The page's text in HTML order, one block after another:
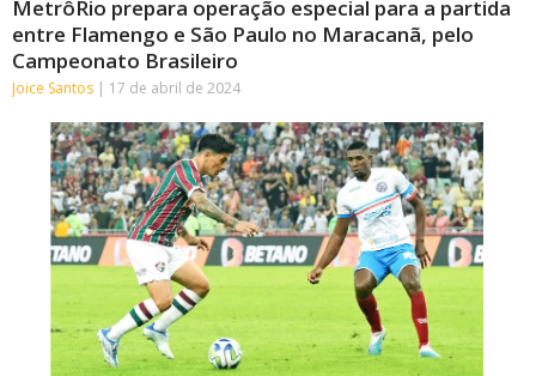
MetrôRio prepara operação especial para a partida
entre Flamengo e São Paulo no Maracanã, pelo
Campeonato Brasileiro
Joice Santos 17 de abril de 2024